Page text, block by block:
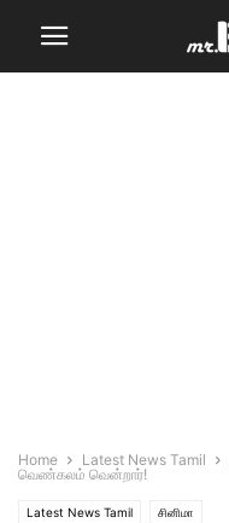
Home Latest News Tamil
வெண்கலம் வென்றார்!
Latest News Tamil சினிமா